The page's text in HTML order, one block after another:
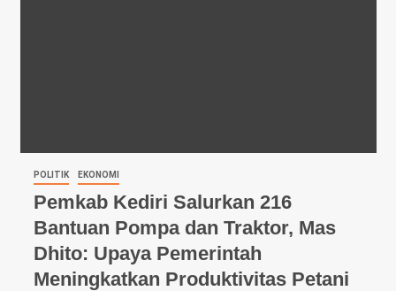
POLITIK EKONOMI
Pemkab Kediri Salurkan 216
Bantuan Pompa dan Traktor, Mas
Dhito: Upaya Pemerintah
Meningkatkan Produktivitas Petani